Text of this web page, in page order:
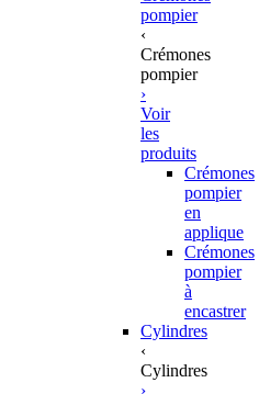
pompier
‹
Crémones
pompier
›
Voir
les
produits
Crémones
pompier
en
applique
Crémones
pompier
à
encastrer
Cylindres
‹
Cylindres
›